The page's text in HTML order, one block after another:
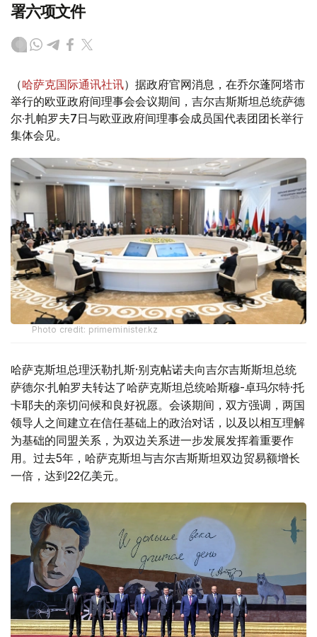
署六项文件
（哈萨克国际通讯社讯）据政府官网消息，在乔尔蓬阿塔市
举行的欧亚政府间理事会会议期间，吉尔吉斯斯坦总统萨德
尔·扎帕罗夫7日与欧亚政府间理事会成员国代表团团长举行
集体会见。
Photo credit: primeminister.kz
哈萨克斯坦总理沃勒扎斯·别克帖诺夫向吉尔吉斯斯坦总统
萨德尔·扎帕罗夫转达了哈萨克斯坦总统哈斯穆-卓玛尔特·托
卡耶夫的亲切问候和良好祝愿。会谈期间，双方强调，两国
领导人之间建立在信任基础上的政治对话，以及以相互理解
为基础的同盟关系，为双边关系进一步发展发挥着重要作
用。过去5年，哈萨克斯坦与吉尔吉斯斯坦双边贸易额增长
一倍，达到22亿美元。